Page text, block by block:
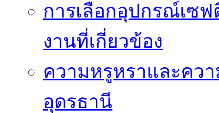
การเลือกอุปกรณ์เซ
งานที่เกี่ยวข้อง
ความหรูหราและคว
อุดรธานี